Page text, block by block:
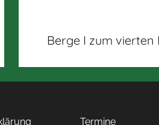
Berge I zum vierten
Termine